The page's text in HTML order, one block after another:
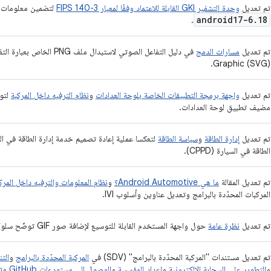
تم تعديل وحدة التشفير GKI القابلة للاعتماد وفقًا لمعيار FIPS 140-3 لتضمين معلومات
android17-6. 18
.
تم تعديل مسارات الدمج
Graphic (SVG).
تم تعديل واجهة برمجة التطبيقات الخاصة بلوحة العدادات ونظام الترفيه داخل المركبة
مضيف تطبيق لوحة العدادات.
تم تعديل إدارة الطاقة وسياسة الطاقة
الطاقة في السيارة (CPPD).
تم تعديل المقالة ما هي Android Automotive؟ ونظام المعلومات والترفيه داخل
المركبات المحدّدة بالبرامج وتعديل عناوين وأسلوب IVI.
تم تعديل نظرة عامة حول واجهة المستخدم القابلة للتوسيع لإضافة صور GIF توضّح سلوكيات التنسيق.
تم تعديل مستندات "المركبة المحدّدة بالبرامج" (SDV) في المركبة المحدّدة بالبرامج و